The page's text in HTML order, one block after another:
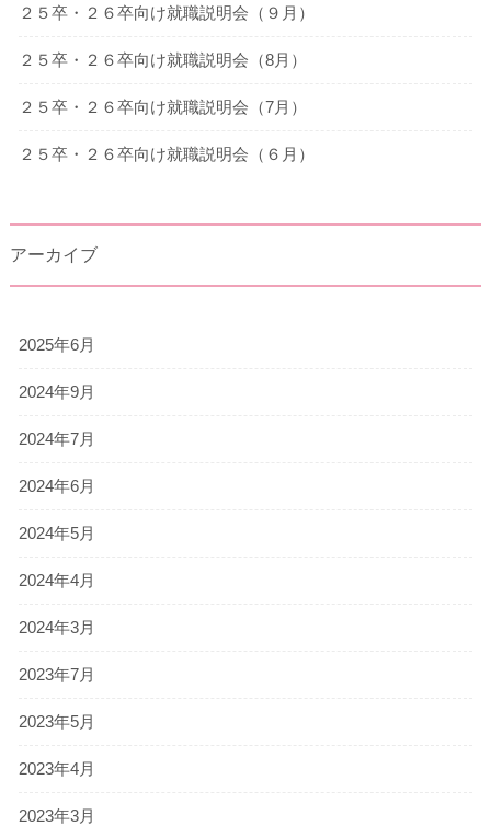
２５卒・２６卒向け就職説明会（９月）
２５卒・２６卒向け就職説明会（8月）
２５卒・２６卒向け就職説明会（7月）
２５卒・２６卒向け就職説明会（６月）
アーカイブ
2025年6月
2024年9月
2024年7月
2024年6月
2024年5月
2024年4月
2024年3月
2023年7月
2023年5月
2023年4月
2023年3月